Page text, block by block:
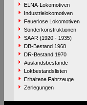
ELNA-Lokomotiven
Industrielokomotiven
Feuerlose Lokomotiven
Sonderkonstruktionen
SAAR (1920 - 1935)
DB-Bestand 1968
DR-Bestand 1970
Auslandsbestände
Lokbestandslisten
Erhaltene Fahrzeuge
Zerlegungen